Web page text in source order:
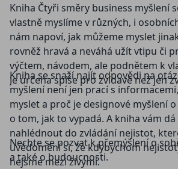
Kniha Čtyři směry business myšlení
vlastně myslíme v různých, i
nám napoví, jak můžeme myslet
rovněž hravá a neváhá užít vtipu či
výčtem, návodem, ale podnětem k
Je určena spíše pro zvídavé než jen
Kniha se snaží najít odpovědi na
myšlení není jen prací s
myslet a proč je designové myšlení
o tom, jak to vypadá. A kniha vám
nahlédnout do zvládání nejistot,
uvědomění si, že kdybychom
nejsme mezi živými.
Nechte se pozvat k přemýšlení o
a také o budoucnosti.